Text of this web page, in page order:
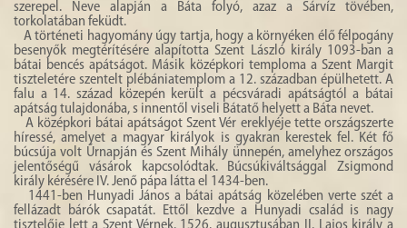
szerepel. Neve alapján a Báta folyó, azaz a Sárvíz tövében,
torkolatában feküdt.
A történeti hagyomány úgy tartja, hogy a környéken élő félpogány
besenyők megtérítésére alapította Szent László király 1093-ban a
bátai bencés apátságot. Másik középkori temploma a Szent Margit
tiszteletére szentelt plébániatemplom a 12. században épülhetett. A
falu a 14. század közepén került a pécsváradi apátságtól a bátai
apátság tulajdonába, s innentől viseli Bátatő helyett a Báta nevet.
A középkori bátai apátságot Szent Vér ereklyéje tette országszerte
híressé, amelyet a magyar királyok is gyakran kerestek fel. Két fő
búcsúja volt Úrnapján és Szent Mihály ünnepén, amelyhez országos
jelentőségű vásárok kapcsolódtak. Búcsúkiváltsággal Zsigmond
király kérésére IV. Jenő pápa látta el 1434-ben.
1441-ben Hunyadi János a bátai apátság közelében verte szét a
fellázadt bárók csapatát. Ettől kezdve a Hunyadi család is nagy